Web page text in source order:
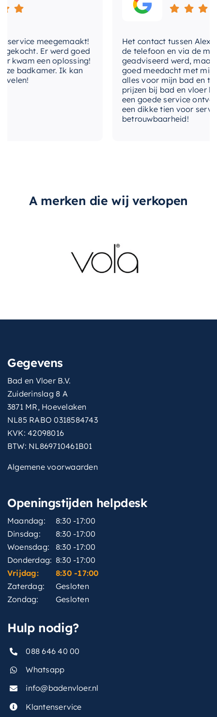
het een ideale keuze maakt voor zowel nieuwe
als bestaande badkamers. Bovendien is deze
vooraanstaand merk in de sanitaire industrie
dat bekend staat om zijn kwaliteit en
betrouwbaarheid. De duurzame constructie
zorgt ervoor dat deze thermostaat bestand is
tegen dagelijks gebruik en slijtage, waardoor u
er jarenlang van kunt genieten.
meegemaakt!
Er werd goed
een oplossing!
badkamer. Ik kan
Het contact tussen Alex
de telefoon en via de mail,
geadviseerd werd, maar
goed meedacht met mij.
alles voor mijn bad en
prijzen bij bad en vloer
een goede service
een dikke tien voor
betrouwbaarheid!
A merken die wij verkopen
Gegevens
Bad en Vloer B.V.
Zuiderinslag 8 A
3871 MR, Hoevelaken
NL85 RABO 0318584743
KVK: 42098016
BTW: NL869710461B01
Algemene voorwaarden
Openingstijden helpdesk
Maandag:
8:30 -17:00
Dinsdag:
8:30 -17:00
Woensdag:
8:30 -17:00
Donderdag: 8:30 -17:00
Vrijdag:
8:30 -17:00
Zaterdag:
Gesloten
Zondag:
Gesloten
Hulp nodig?
088 646 40 00
Whatsapp
info@badenvloer.nl
Klantenservice